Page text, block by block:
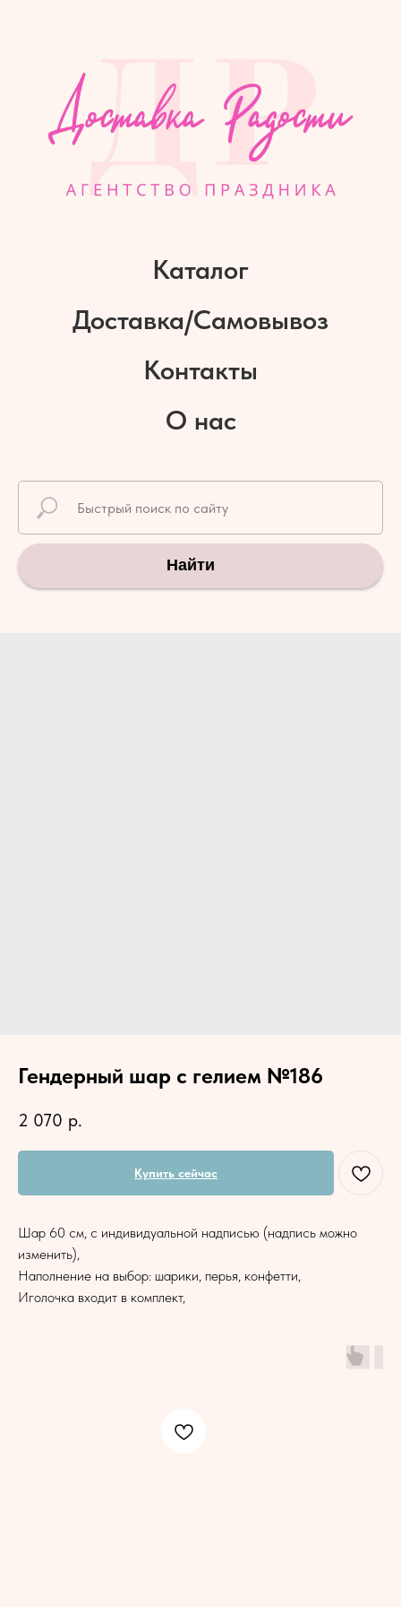
Каталог
Доставка/Самовывоз
Контакты
О нас
Найти
Гендерный шар с гелием №186
2 070 р.
Купить сейчас
Шар 60 см, с индивидуальной надписью (надпись можно
изменить),
Наполнение на выбор: шарики, перья, конфетти,
Иголочка входит в комплект,